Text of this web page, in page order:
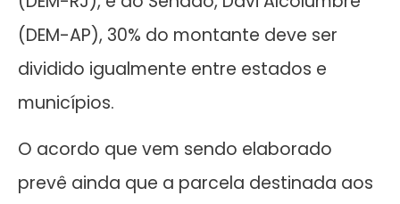
(DEM-AP), 30% do montante deve ser
dividido igualmente entre estados e
municípios.
O acordo que vem sendo elaborado
prevê ainda que a parcela destinada aos